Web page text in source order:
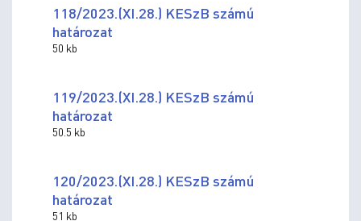
118/2023.(XI.28.) KESzB számú
határozat
50 kb
119/2023.(XI.28.) KESzB számú
határozat
50.5 kb
120/2023.(XI.28.) KESzB számú
határozat
51 kb